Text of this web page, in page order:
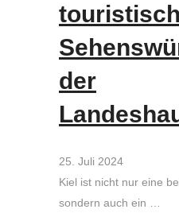
der
25. Juli 2024
Kiel ist nicht nur eine
sondern auch ein …